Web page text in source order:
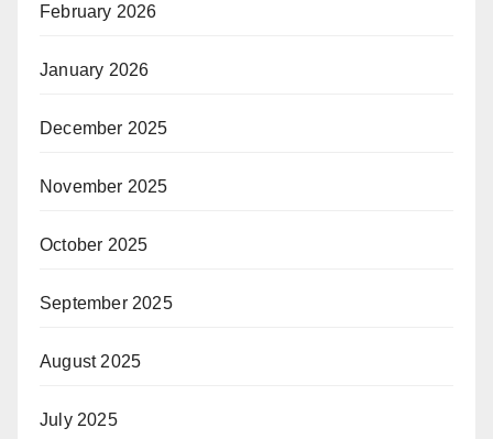
February 2026
January 2026
December 2025
November 2025
October 2025
September 2025
August 2025
July 2025